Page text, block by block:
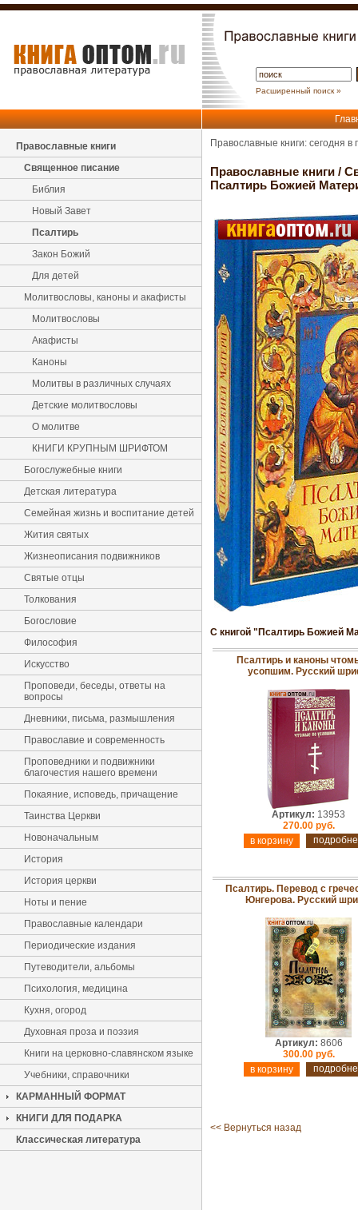
Расширенный поиск »
Православные книги
Священное писание
Библия
Новый Завет
Псалтирь
Закон Божий
Для детей
Молитвословы, каноны и акафисты
Молитвословы
Акафисты
Каноны
Молитвы в различных случаях
Детские молитвословы
О молитве
КНИГИ КРУПНЫМ ШРИФТОМ
Богослужебные книги
Детская литература
Семейная жизнь и воспитание детей
Жития святых
Жизнеописания подвижников
Святые отцы
Толкования
Богословие
Философия
Искусство
Проповеди, беседы, ответы на
вопросы
Дневники, письма, размышления
Православие и современность
Проповедники и подвижники
благочестия нашего времени
Покаяние, исповедь, причащение
Таинства Церкви
Новоначальным
История
История церкви
Ноты и пение
Православные календари
Периодические издания
Путеводители, альбомы
Психология, медицина
Кухня, огород
Духовная проза и поэзия
Книги на церковно-славянском языке
Учебники, справочники
КАРМАННЫЙ ФОРМАТ
КНИГИ ДЛЯ ПОДАРКА
Классическая литература
Православные книги: сегодня
Православные книги /
Псалтирь Божией
С книгой "Псалтирь Божией
Псалтирь и каноны
усопшим. Русский
Артикул: 13953
270.00 руб.
Псалтирь. Перевод с
Юнгерова. Русский
Артикул: 8606
300.00 руб.
<< Вернуться назад